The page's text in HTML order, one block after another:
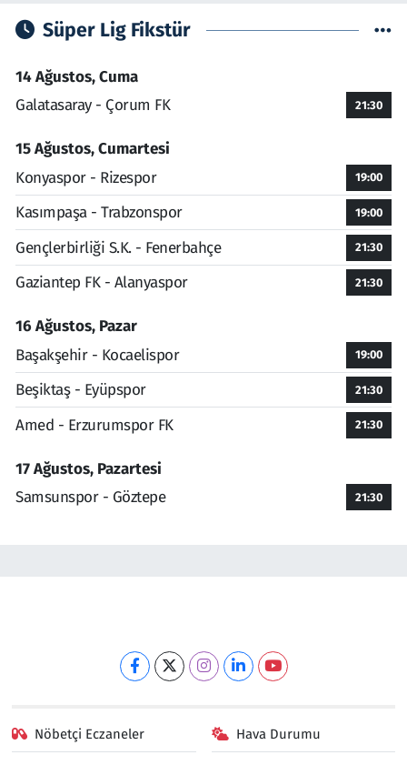
Süper Lig Fikstür
14 Ağustos, Cuma
Galatasaray - Çorum FK
21:30
15 Ağustos, Cumartesi
Konyaspor - Rizespor
19:00
Kasımpaşa - Trabzonspor 19:00
Gençlerbirliği S.K. - Fenerbahçe 21:30
Gaziantep FK - Alanyaspor 21:30
16 Ağustos, Pazar
Başakşehir - Kocaelispor
19:00
Beşiktaş - Eyüpspor 21:30
Amed - Erzurumspor FK 21:30
17 Ağustos, Pazartesi
Samsunspor - Göztepe
21:30
Nöbetçi Eczaneler Hava Durumu